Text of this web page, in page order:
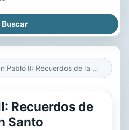
Juan Pablo II: Recuerdos de la Vida de un Santo
Recuerdos de
Santo